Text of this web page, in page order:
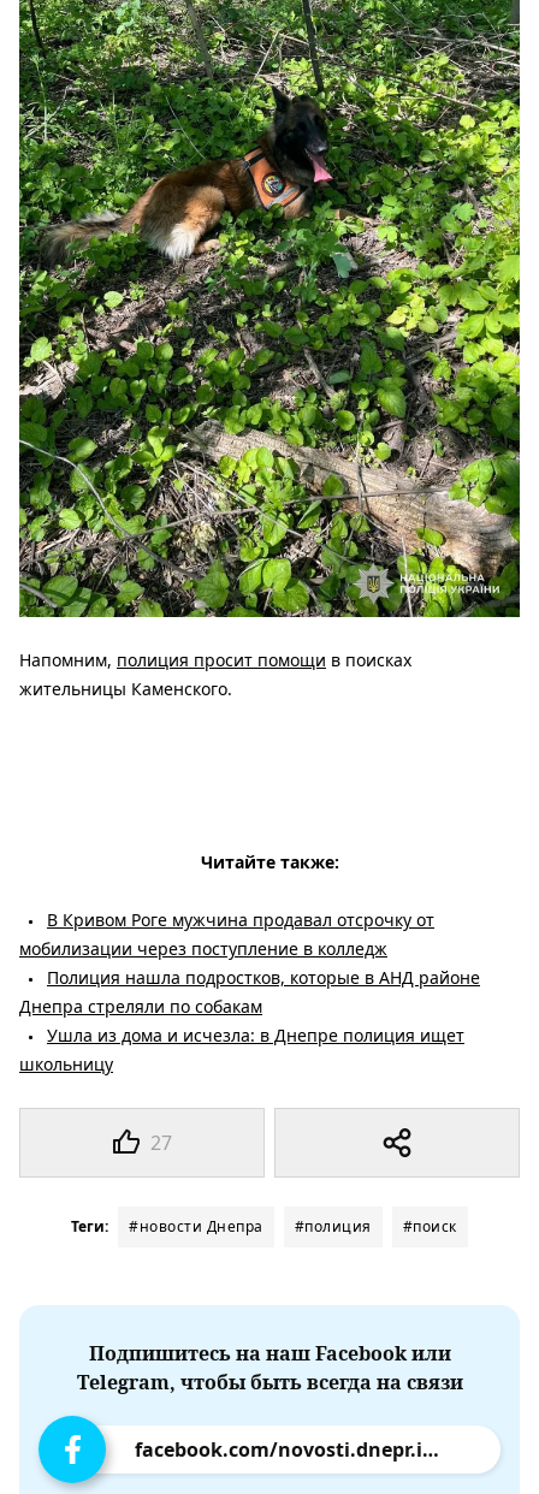
27
Напомним, полиция просит помощи в поисках
жительницы Каменского.
Читайте также:
В Кривом Роге мужчина продавал отсрочку от
мобилизации через поступление в колледж
Полиция нашла подростков, которые в АНД районе
Днепра стреляли по собакам
Ушла из дома и исчезла: в Днепре полиция ищет
школьницу
Теги: #новости Днепра #полиция #поиск
Подпишитесь на наш Facebook или
Telegram, чтобы быть всегда на связи
facebook.com/novosti.dnepr.info